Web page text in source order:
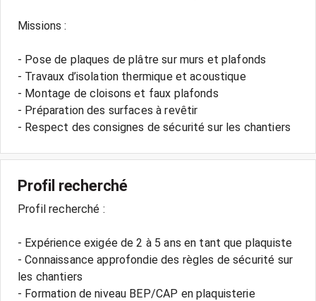
Missions :
- Pose de plaques de plâtre sur murs et plafonds
- Travaux d’isolation thermique et acoustique
- Montage de cloisons et faux plafonds
- Préparation des surfaces à revêtir
- Respect des consignes de sécurité sur les chantiers
Profil recherché
Profil recherché :
- Expérience exigée de 2 à 5 ans en tant que plaquiste
- Connaissance approfondie des règles de sécurité sur
les chantiers
- Formation de niveau BEP/CAP en plaquisterie